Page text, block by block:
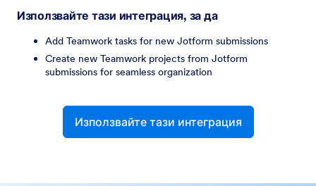
Използвайте тази интеграция, за да
Add Teamwork tasks for new Jotform submissions
Create new Teamwork projects from Jotform
submissions for seamless organization
Използвайте тази интеграция